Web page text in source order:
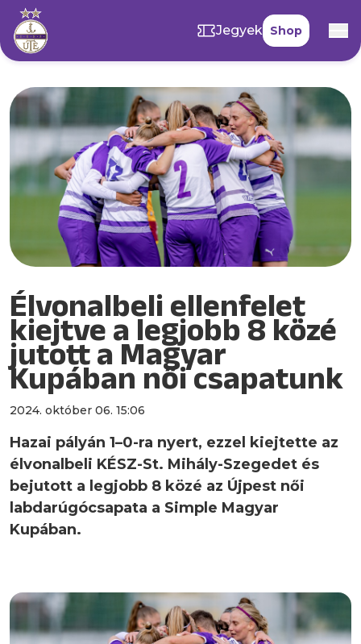
Jegyek Shop
Élvonalbeli ellenfelet
kiejtve a legjobb 8 közé
jutott a Magyar
Kupában női csapatunk
2024. október 06. 15:06
Hazai pályán 1–0-ra nyert, ezzel kiejtette az
élvonalbeli KÉSZ-St. Mihály-Szegedet és
bejutott a legjobb 8 közé az Újpest női
labdarúgócsapata a Simple Magyar
Kupában.